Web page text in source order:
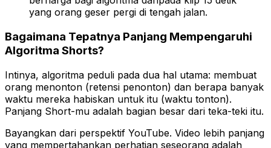
yang orang geser pergi di tengah jalan.
Bagaimana Tepatnya Panjang Mempengaruhi
Algoritma Shorts?
Intinya, algoritma peduli pada dua hal utama: membuat
orang menonton (retensi penonton) dan berapa banyak
waktu mereka habiskan untuk itu (waktu tonton).
Panjang Short-mu adalah bagian besar dari teka-teki itu.
Bayangkan dari perspektif YouTube. Video lebih panjang
yang mempertahankan perhatian seseorang adalah